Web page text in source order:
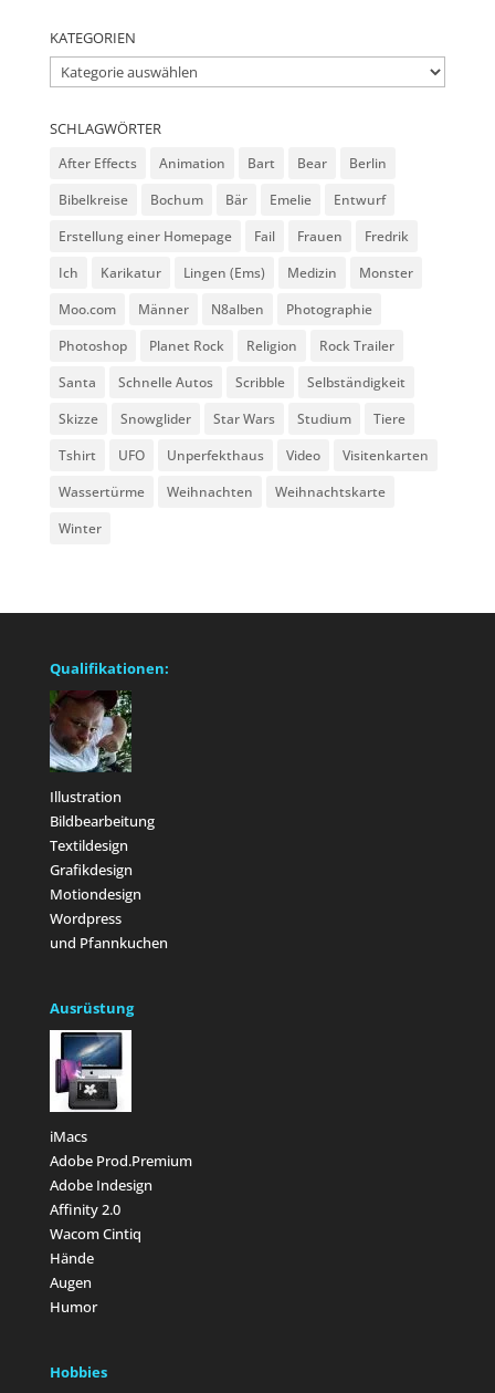
KATEGORIEN
Kategorien
SCHLAGWÖRTER
After Effects Animation Bart Bear
Berlin
Bibelkreise
Bochum Bär Emelie
Entwurf
Erstellung einer Homepage
Fail Frauen
Fredrik
Ich
Karikatur Lingen (Ems) Medizin
Monster
Moo.com
Männer N8alben
Photographie
Photoshop
Planet Rock Religion
Rock Trailer
Santa
Schnelle Autos Scribble
Selbständigkeit
Skizze
Snowglider Star Wars Studium
Tiere
Tshirt
UFO Unperfekthaus Video
Visitenkarten
Wassertürme
Weihnachten
Weihnachtskarte
Winter
Qualifikationen:
Illustration
Bildbearbeitung
Textildesign
Grafikdesign
Motiondesign
Wordpress
und Pfannkuchen
Ausrüstung
iMacs
Adobe Prod.Premium
Adobe Indesign
Affinity 2.0
Wacom Cintiq
Hände
Augen
Humor
Hobbies